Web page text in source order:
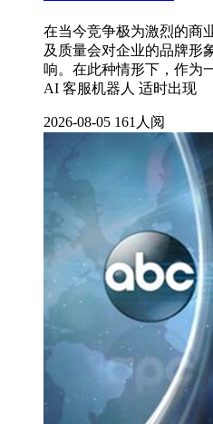
在当今竞争极为激烈的商
及质量会对企业的品牌形
响。在此种情形下，作为
AI 客服机器人 适时出现
2026-08-05 161人阅